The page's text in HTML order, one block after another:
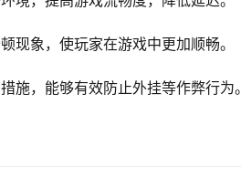
现象，使玩家在游戏中更加顺畅。
施，能够有效防止外挂等作弊行为。